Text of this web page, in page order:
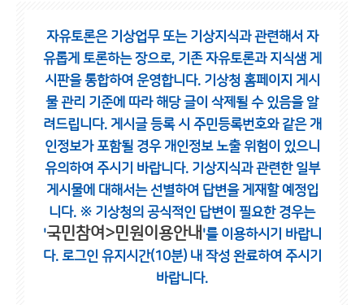
자유토론은 기상업무 또는 기상지식과 관련해서 자
유롭게 토론하는 장으로, 기존 자유토론과 지식샘 게
시판을 통합하여 운영합니다. 기상청 홈페이지 게시
물 관리 기준에 따라 해당 글이 삭제될 수 있음을 알
려드립니다. 게시글 등록 시 주민등록번호와 같은 개
인정보가 포함될 경우 개인정보 노출 위험이 있으니
유의하여 주시기 바랍니다. 기상지식과 관련한 일부
게시물에 대해서는 선별하여 답변을 게재할 예정입
니다. ※ 기상청의 공식적인 답변이 필요한 경우는
'국민참여>민원이용안내 '를 이용하시기 바랍니
다. 로그인 유지시간(10분) 내 작성 완료하여 주시기
바랍니다.